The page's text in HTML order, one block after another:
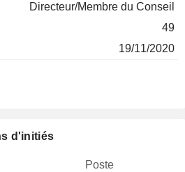
Directeur/Membre du Conseil
49
19/11/2020
d'initiés
Poste